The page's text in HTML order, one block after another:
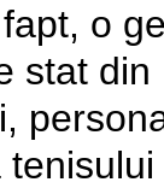
o
stat